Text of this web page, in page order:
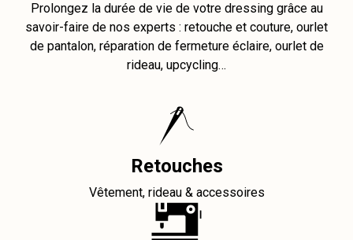
Prolongez la durée de vie de votre dressing grâce au
savoir-faire de nos experts : retouche et couture, ourlet
de pantalon, réparation de fermeture éclaire, ourlet de
rideau, upcycling…
Retouches
Vêtement, rideau & accessoires